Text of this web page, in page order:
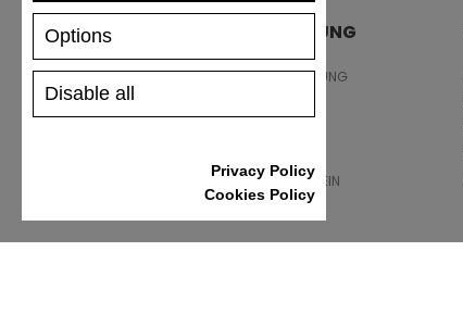
UNTERSTÜTZUNG
VERSAND UND ZAHLUNG
GESCHENKGUTSCHEIN
Disable all
Options
Privacy Policy
Cookies Policy